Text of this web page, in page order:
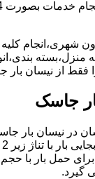
شهری،انجام
منزل،بسته
فقط از نیسان بار
جاسک
در نیسان بار
حمل بار با
گیرد.